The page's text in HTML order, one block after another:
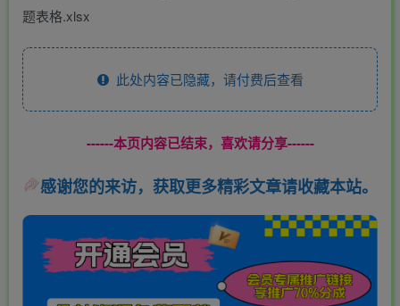
题表格.xlsx
此处内容已隐藏，请付费后查看
------本页内容已结束，喜欢请分享------
感谢您的来访，获取更多精彩文章请收藏本站。